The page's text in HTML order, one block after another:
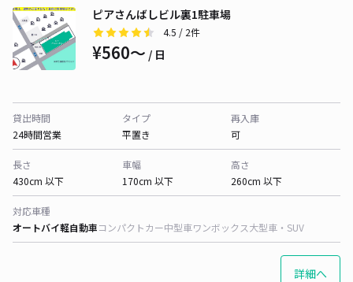
ピアさんばしビル裏1駐車場
4.5 / 2件
¥560〜 / 日
貸出時間
24時間営業
タイプ
平置き
再入庫
可
長さ
430cm 以下
車幅
170cm 以下
高さ
260cm 以下
対応車種
オートバイ軽自動車コンパクトカー中型車ワンボックス大型車・SUV
詳細へ